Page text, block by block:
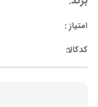
امتیاز :
کدکالا: